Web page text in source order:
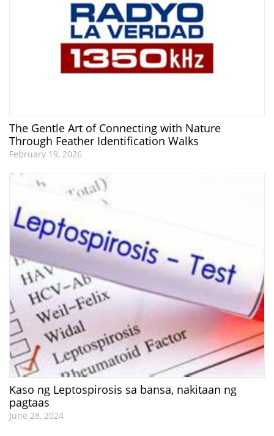
The Gentle Art of Connecting with Nature
Through Feather Identification Walks
February 19, 2026
Kaso ng Leptospirosis sa bansa, nakitaan ng
pagtaas
June 28, 2024